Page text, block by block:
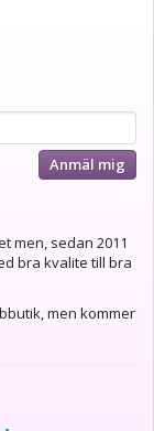
Anmäl mig
men, sedan 2011
bra kvalite till bra
men kommer